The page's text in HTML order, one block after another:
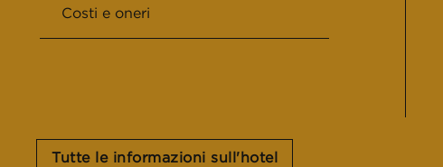
Costi e oneri
Tutte le informazioni sull'hotel